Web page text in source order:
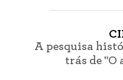
A pesquisa
trás de "O